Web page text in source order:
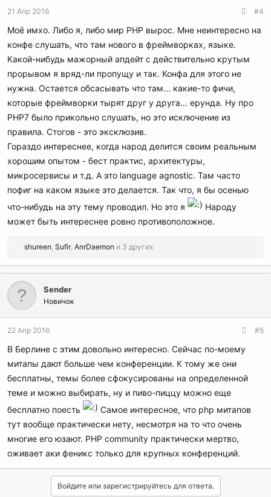
21 Апр 2016 #4
Моё имхо. Либо я, либо мир PHP вырос. Мне неинтересно на
конфе слушать, что там нового в фреймворках, языке.
Какой-нибудь мажорный апдейт с действительно крутым
прорывом я вряд-ли пропущу и так. Конфа для этого не
нужна. Остается обсасывать что там... какие-то фичи,
которые фреймворки тырят друг у друга... ерунда. Ну про
PHP7 было прикольно слушать, но это исключение из
правила. Стогов - это эксклюзив.
Гораздо интереснее, когда народ делится своим реальным
хорошим опытом - бест практис, архитектуры,
микросервисы и т.д. А это language agnostic. Там часто
пофиг на каком языке это делается. Так что, я бы осенью
что-нибудь на эту тему проводил. Но это я
Народу
может быть интереснее ровно противоположное.
Р
а
к
ц
и
shureen, Sufir, AnrDaemon и 3 других
Sender
Новичок
22 Апр 2016 #5
В Берлине с этим довольно интересно. Сейчас по-моему
митапы дают больше чем конференции. К тому же они
бесплатны, темы более сфокусированы на определенной
теме и можно выбирать, ну и пиво-пиццу можно еще
бесплатно поесть
Самое интересное, что php митапов
тут вообще практически нету, несмотря на то что очень
многие его юзают. PHP community практически мертво,
оживает аки феникс только для крупных конференций.
Войдите или зарегистрируйтесь для ответа.